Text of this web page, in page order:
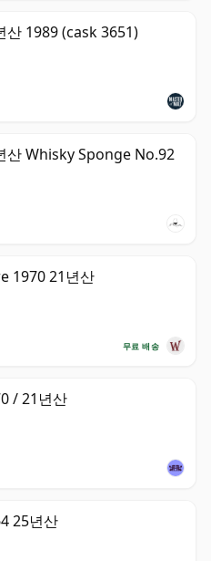
1989 (cask 3651)
Whisky Sponge No.92
1970 21년산
무료 배송
/ 21년산
25년산